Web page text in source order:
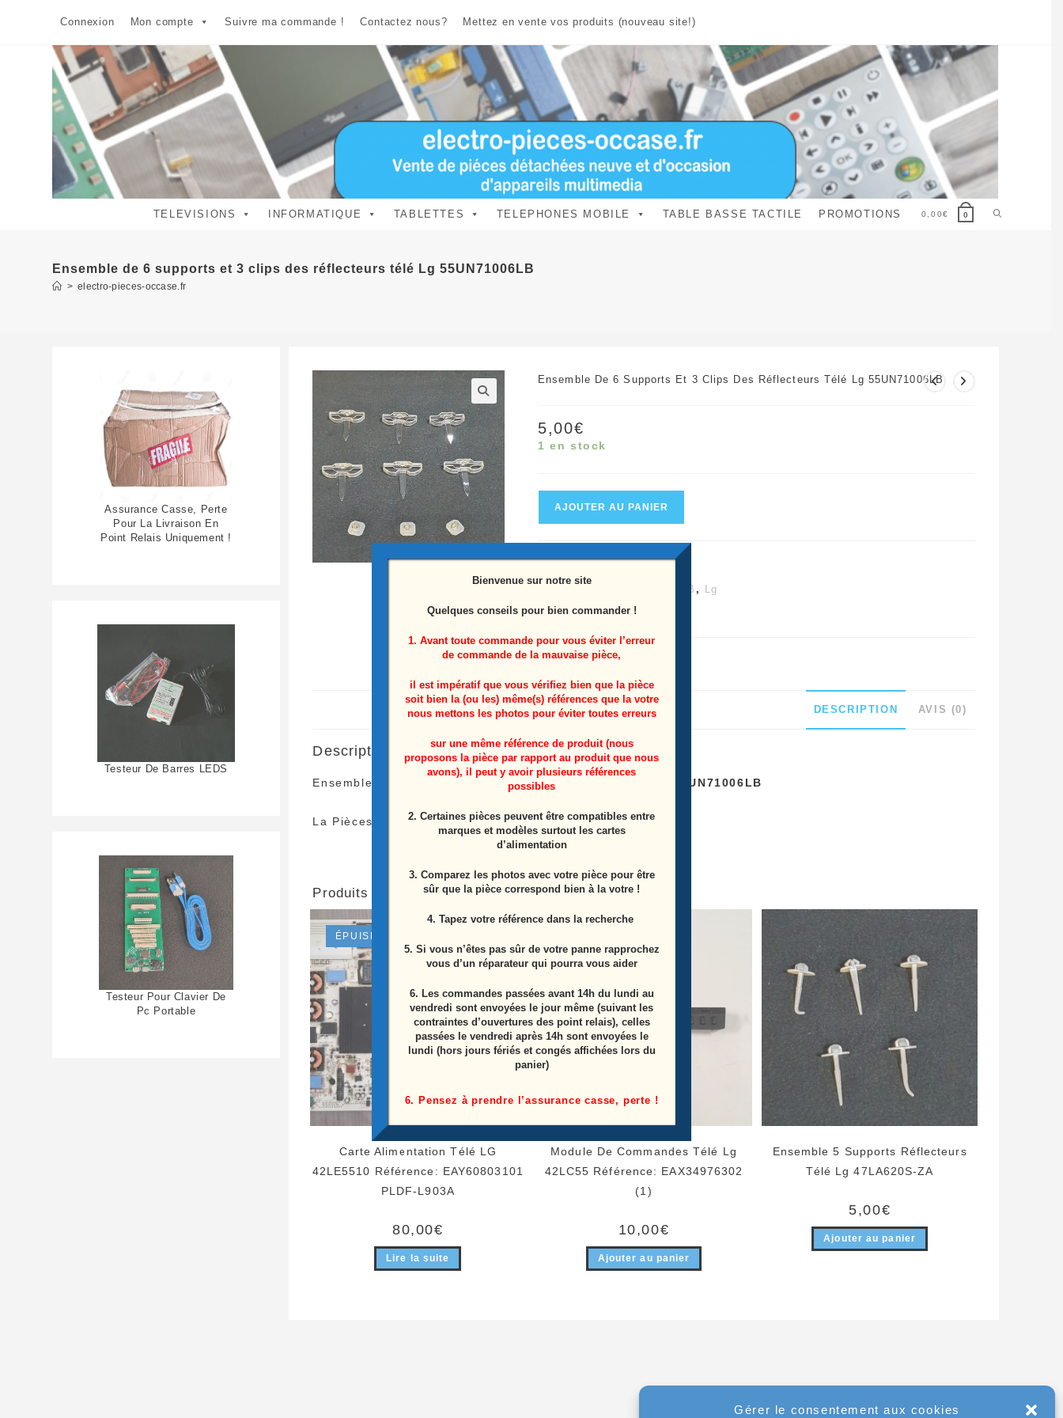
Gérer le consentement aux cookies
Connexion Mon compte Suivre ma commande ! Contactez nous? Mettez en vente vos produits (nouveau site!)
TELEVISIONS INFORMATIQUE TABLETTES TELEPHONES MOBILE TABLE BASSE TACTILE PROMOTIONS 0,00€ 0 Toggle
Ensemble de 6 supports et 3 clips des réflecteurs télé Lg 55UN71006LB
> electro-pieces-occase.fr
🔍
Ensemble De 6 Supports Et 3 Clips Des Réflecteurs Télé Lg 55UN71006LB
5,00€
1 en stock
quantité
de
Ensemble
supports
et
3
clips
des
télé
Lg
AJOUTER AU PANIER
55UN71006LB ,
Lg
Étiquette :55UN71006LB
DESCRIPTION AVIS (0)
Description
Ensemble de 6 supports et 3 clips des réflecteurs télé Lg 55UN71006LB
La Pièces Proviens D’une Télé Écran Casser
Produits similaires
ÉPUISÉ
Carte Alimentation Télé LG
42LE5510 Référence: EAY60803101
PLDF-L903A
80,00€
Lire la suite
Module De Commandes Télé Lg
42LC55 Référence: EAX34976302
(1)
10,00€
Ajouter au panier
Ensemble 5 Supports Réflecteurs
Télé Lg 47LA620S-ZA
5,00€
Ajouter au panier
Assurance Casse, Perte
Pour La Livraison En
Point Relais Uniquement !
Testeur De Barres LEDS
Testeur Pour Clavier De
Pc Portable
Bienvenue sur notre site
Quelques conseils pour bien commander !
1. Avant toute commande pour vous éviter l’erreur
de commande de la mauvaise pièce,
il est impératif que vous vérifiez bien que la pièce
soit bien la (ou les) même(s) références que la votre
nous mettons les photos pour éviter toutes erreurs
sur une même référence de produit (nous
proposons la pièce par rapport au produit que nous
avons), il peut y avoir plusieurs références
possibles
2. Certaines pièces peuvent être compatibles entre
marques et modèles surtout les cartes
d’alimentation
3. Comparez les photos avec votre pièce pour être
sûr que la pièce correspond bien à la votre !
4. Tapez votre référence dans la recherche
5. Si vous n’êtes pas sûr de votre panne rapprochez
vous d’un réparateur qui pourra vous aider
6. Les commandes passées avant 14h du lundi au
vendredi sont envoyées le jour même (suivant les
contraintes d’ouvertures des point relais), celles
passées le vendredi après 14h sont envoyées le
lundi (hors jours fériés et congés affichées lors du
panier)
6. Pensez à prendre l’assurance casse, perte !